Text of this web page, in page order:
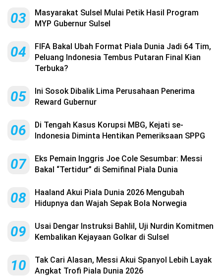
03
Masyarakat Sulsel Mulai Petik Hasil Program
MYP Gubernur Sulsel
04
FIFA Bakal Ubah Format Piala Dunia Jadi 64 Tim,
Peluang Indonesia Tembus Putaran Final Kian
Terbuka?
05
Ini Sosok Dibalik Lima Perusahaan Penerima
Reward Gubernur
06
Di Tengah Kasus Korupsi MBG, Kejati se-
Indonesia Diminta Hentikan Pemeriksaan SPPG
07
Eks Pemain Inggris Joe Cole Sesumbar: Messi
Bakal “Tertidur” di Semifinal Piala Dunia
08
Haaland Akui Piala Dunia 2026 Mengubah
Hidupnya dan Wajah Sepak Bola Norwegia
09
Usai Dengar Instruksi Bahlil, Uji Nurdin Komitmen
Kembalikan Kejayaan Golkar di Sulsel
10
Tak Cari Alasan, Messi Akui Spanyol Lebih Layak
Angkat Trofi Piala Dunia 2026